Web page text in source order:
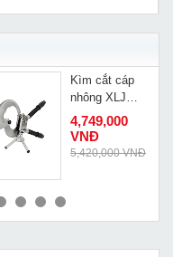
MUA NGAY
Kìm cắt cáp
nhông XLJ
120A
4,749,000
VNĐ
5,420,000 VNĐ